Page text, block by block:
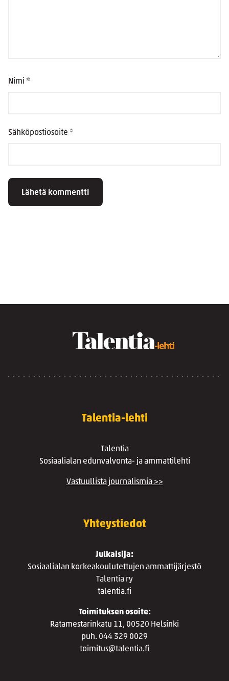
Nimi *
Sähköpostiosoite *
Talentia-lehti
Talentia
Sosiaalialan edunvalvonta- ja ammattilehti
Vastuullista journalismia >>
Yhteystiedot
Julkaisija:
Sosiaalialan korkeakoulutettujen ammattijärjestö
Talentia ry
talentia.fi
Toimituksen osoite:
Ratamestarinkatu 11, 00520 Helsinki
puh. 044 329 0029
toimitus@talentia.fi